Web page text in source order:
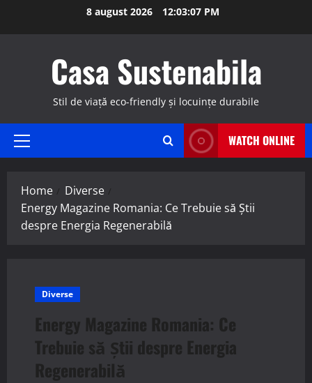
8 august 2026 12:03:08 PM
Casa Sustenabila
Stil de viață eco-friendly și locuințe durabile
Primary
WATCH ONLINE
Home
Diverse
Energy Magazine Romania: Ce Trebuie să Știi
despre Energia Regenerabilă
Diverse
Energy Magazine Romania: Ce
Trebuie să Știi despre Energia
Regenerabilă